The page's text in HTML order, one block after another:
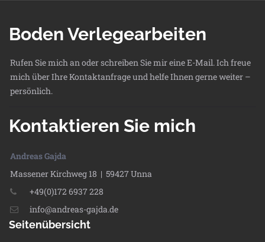
Boden Verlegearbeiten
Rufen Sie mich an oder schreiben Sie mir eine E-Mail. Ich freue
mich über Ihre Kontaktanfrage und helfe Ihnen gerne weiter –
persönlich.
Kontaktieren Sie mich
Andreas Gajda
Massener Kirchweg 18 | 59427 Unna
+49(0)172 6937 228
info@andreas-gajda.de
Seitenübersicht